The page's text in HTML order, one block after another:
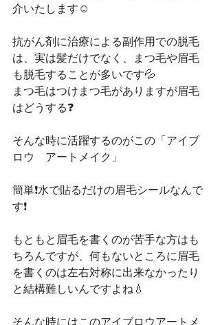
介いたします☺️
抗がん剤に治療による副作用での脱毛
は、実は髪だけでなく、まつ毛や眉毛
も脱毛することが多いです💦
まつ毛はつけまつ毛がありますが眉毛
はどうする❓
そんな時に活躍するのがこの「アイブ
ロウ　アートメイク」
簡単❗️水で貼るだけの眉毛シールなんで
す❗️
もともと眉毛を書くのが苦手な方はも
ちろんですが、何もないところに眉毛
を書くのは左右対称に出来なかったり
と結構難しいんですよね💧
そんな時にはこのアイブロウアートメ